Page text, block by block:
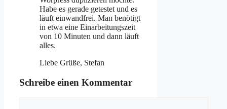
Habe es gerade getestet und es
läuft einwandfrei. Man benötigt
in etwa eine Einarbeitungszeit
von 10 Minuten und dann läuft
alles.
Liebe Grüße, Stefan
Schreibe einen Kommentar